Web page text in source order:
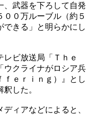
、武器を下ろして自発
０万ルーブル（約５
できる」と明らかにし
レビ放送局「Ｔｈｅ
クライナがロシア兵
ｅｒｉｎｇ）』とし
した。
ィアなどによると、